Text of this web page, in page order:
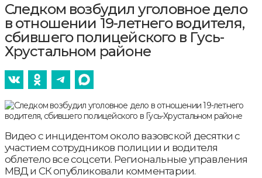
Следком возбудил уголовное дело
в отношении 19-летнего водителя,
сбившего полицейского в Гусь-
Хрустальном районе
Видео с инцидентом около вазовской десятки с
участием сотрудников полиции и водителя
облетело все соцсети. Региональные управления
МВД и СК опубликовали комментарии.